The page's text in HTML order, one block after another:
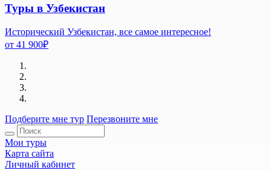
Туры в Узбекистан
Исторический Узбекистан, все самое интересное!
от 41 900₽
Подберите мне тур Перезвоните мне
Мои туры
Карта сайта
Личный кабинет